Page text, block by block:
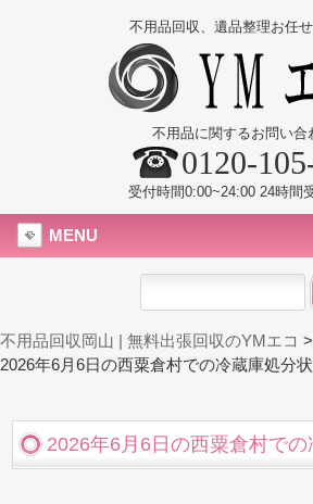
不用品回収、遺品整理お任
不用品に関するお問い合
0120-
受付時間0:00~24:00 24時間
MENU
不用品回収岡山 | 無料出張回収のYMエコ >
2026年6月6日の西粟倉村での冷蔵庫処分
2026年6月6日の西粟倉村で